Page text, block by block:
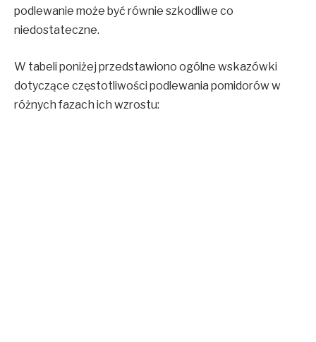
podlewanie może być równie szkodliwe co
niedostateczne.
W tabeli poniżej przedstawiono ogólne wskazówki
dotyczące częstotliwości podlewania pomidorów w
różnych fazach ich wzrostu: